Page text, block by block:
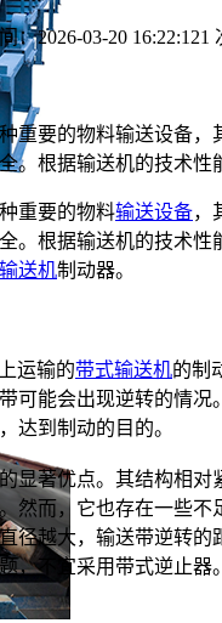
间：2026-03-20 16:22:121
重要的物料输送设备
。根据输送机的技术
重要的物料输送设备，
。根据输送机的技术
送机制动器。
运输的带式输送机的制
可能会出现逆转的情况
达到制动的目的。
显著优点。其结构相
然而，它也存在一些
径越大，输送带逆转
，不宜采用带式逆止